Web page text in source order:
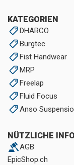
KATEGORIEN
DHARCO
Burgtec
Fist Handwear
MRP
Freelap
Fluid Focus
Anso
NÜTZLICHE
AGB
EpicShop.ch